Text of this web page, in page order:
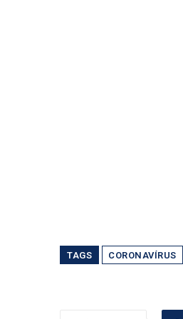
TAGS CORONAVÍRUS